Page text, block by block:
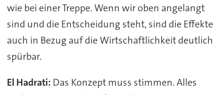
wie bei einer Treppe. Wenn wir oben angelangt
sind und die Entscheidung steht, sind die Effekte
auch in Bezug auf die Wirtschaftlichkeit deutlich
spürbar.
El Hadrati: Das Konzept muss stimmen. Alles